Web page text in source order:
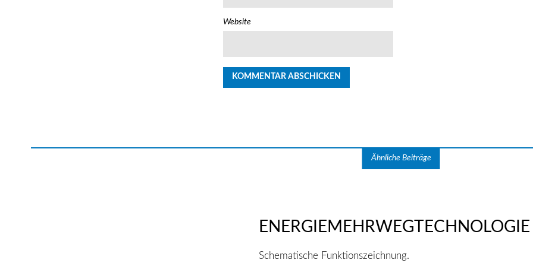
Website
Ähnliche Beiträge
Schematische Funktionszeichnung.